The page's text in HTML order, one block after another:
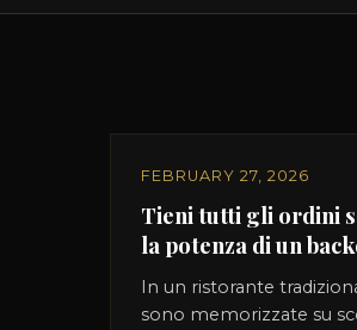
FEBRUARY 27, 2026
Tieni tutti gli ordini
la potenza di un
In un ristorante
sono memorizzate su